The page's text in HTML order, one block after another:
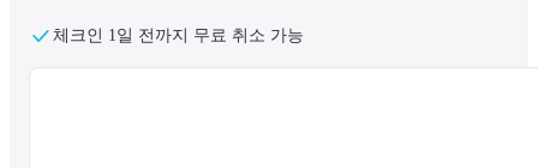
체크인 1일 전까지 무료 취소 가능